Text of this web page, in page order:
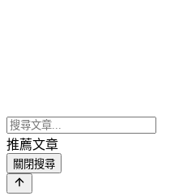
推薦文章
關閉搜尋